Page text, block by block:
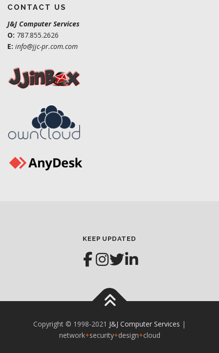
CONTACT US
J&J Computer Services
O: 787.855.2626
E: info@jjc-pr.com.com
KEEP UPDATED
Copyright © 1998-2021 J&J Computer Services |
network+security+design+cloud